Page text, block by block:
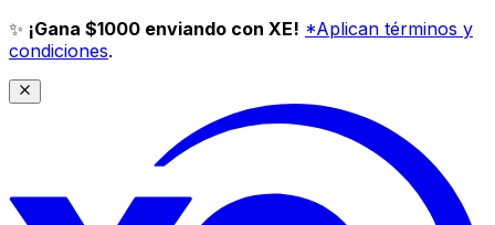
✨ ¡Gana $1000 enviando con XE! *Aplican términos y
condiciones.